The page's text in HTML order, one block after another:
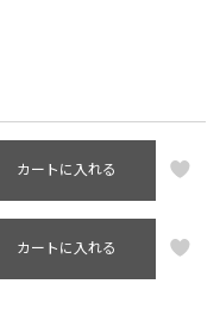
カートに入れる
カートに入れる